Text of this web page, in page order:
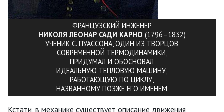
ФРАНЦУЗСКИЙ ИНЖЕНЕР
НИКОЛЯ ЛЕОНАР САДИ КАРНО (1796–1832)
УЧЕНИК С. ПУАССОНА, ОДИН ИЗ ТВОРЦОВ
СОВРЕМЕННОЙ ТЕРМОДИНАМИКИ,
ПРИДУМАЛ И ОБОСНОВАЛ
ИДЕАЛЬНУЮ ТЕПЛОВУЮ МАШИНУ,
РАБОТАЮЩУЮ ПО ЦИКЛУ,
НАЗВАННОМУ ПОЗЖЕ ЕГО ИМЕНЕМ
Кстати, в механике существует описание движения